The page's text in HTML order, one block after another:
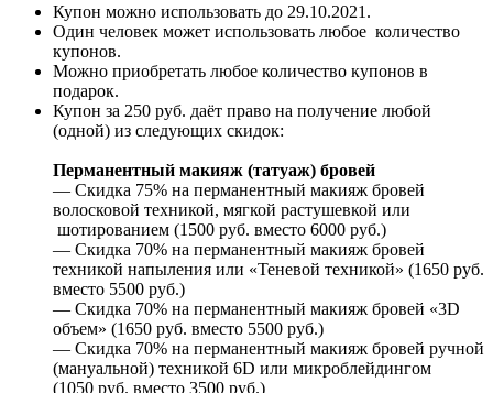
Купон можно использовать до 29.10.2021 .
Один человек может использовать любое количество
купонов.
Можно приобретать любое количество купонов в
подарок.
Купон за 250 руб. даёт право на получение любой
(одной) из следующих скидок:
Перманентный макияж (татуаж) бровей
— Скидка 75% на перманентный макияж бровей
волосковой техникой, мягкой растушевкой или
шотированием (1500 руб. вместо 6000 руб.)
— Скидка 70% на перманентный макияж бровей
техникой напыления или «Теневой техникой» (1650 руб.
вместо 5500 руб.)
— Скидка 70% на перманентный макияж бровей «3D
объем» (1650 руб. вместо 5500 руб.)
— Скидка 70% на перманентный макияж бровей ручной
(мануальной) техникой 6D или микроблейдингом
(1050 руб. вместо 3500 руб.)